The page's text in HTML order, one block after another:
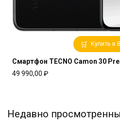
Купить в
Смартфон TECNO Camon 30
49 990,00 ₽
Недавно